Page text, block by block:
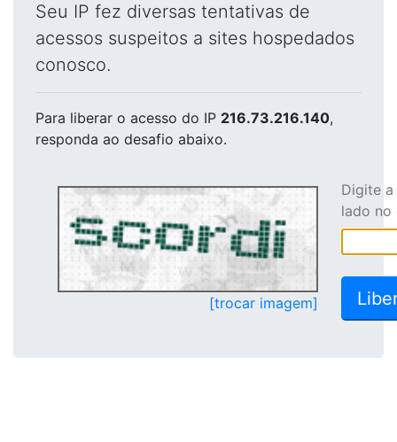
Seu IP fez diversas tentativas de
acessos suspeitos a sites hospedados
conosco.
Para liberar o acesso do IP 216.73.216.140,
responda ao desafio abaixo.
[trocar imagem]
Digite
lado no